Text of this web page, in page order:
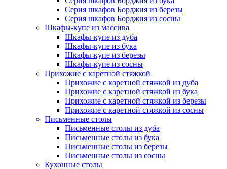
Серия шкафов Борджия из березы
Серия шкафов Борджия из сосны
Шкафы-купе из массива
Шкафы-купе из дуба
Шкафы-купе из бука
Шкафы-купе из березы
Шкафы-купе из сосны
Прихожие с каретной стяжкой
Прихожие с каретной стяжкой из дуба
Прихожие с каретной стяжкой из бука
Прихожие с каретной стяжкой из березы
Прихожие с каретной стяжкой из сосны
Письменные столы
Письменные столы из дуба
Письменные столы из бука
Письменные столы из березы
Письменные столы из сосны
Кухонные столы